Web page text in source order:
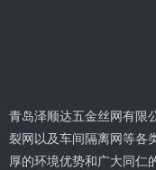
青岛泽顺达五金丝网有限
裂网以及车间隔离网等各
厚的环境优势和广大同仁